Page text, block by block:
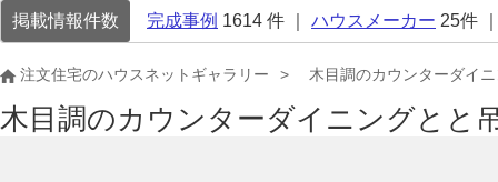
掲載情報件数 完成事例 1614 件 ｜ ハウスメーカー 25件
注文住宅のハウスネットギャラリー 木目調のカウンターダイ
木目調のカウンターダイニングとと